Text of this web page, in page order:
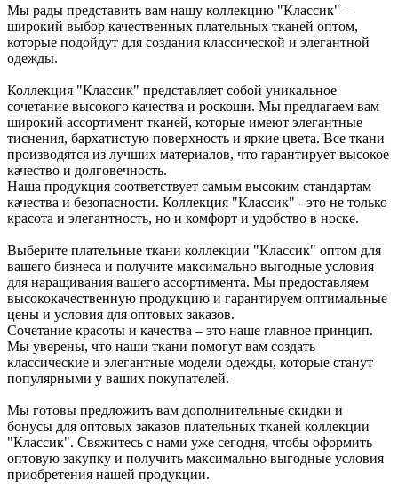
Мы рады представить вам нашу коллекцию "Классик" –
широкий выбор качественных плательных тканей оптом,
которые подойдут для создания классической и элегантной
одежды.
Коллекция "Классик" представляет собой уникальное
сочетание высокого качества и роскоши. Мы предлагаем вам
широкий ассортимент тканей, которые имеют элегантные
тиснения, бархатистую поверхность и яркие цвета. Все ткани
производятся из лучших материалов, что гарантирует высокое
качество и долговечность.
Наша продукция соответствует самым высоким стандартам
качества и безопасности. Коллекция "Классик" - это не только
красота и элегантность, но и комфорт и удобство в носке.
Выберите плательные ткани коллекции "Классик" оптом для
вашего бизнеса и получите максимально выгодные условия
для наращивания вашего ассортимента. Мы предоставляем
высококачественную продукцию и гарантируем оптимальные
цены и условия для оптовых заказов.
Сочетание красоты и качества – это наше главное принцип.
Мы уверены, что наши ткани помогут вам создать
классические и элегантные модели одежды, которые станут
популярными у ваших покупателей.
Мы готовы предложить вам дополнительные скидки и
бонусы для оптовых заказов плательных тканей коллекции
"Классик". Свяжитесь с нами уже сегодня, чтобы оформить
оптовую закупку и получить максимально выгодные условия
приобретения нашей продукции.